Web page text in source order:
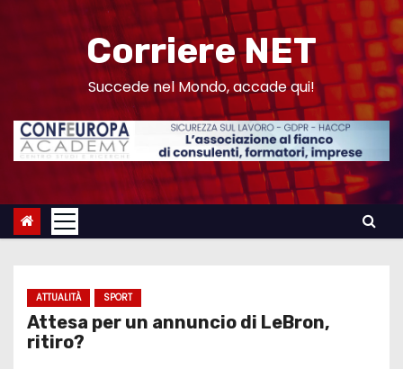
n
Corriere NET
Succede nel Mondo, accade qui!
ATTUALITÀ SPORT
Attesa per un annuncio di LeBron,
ritiro?